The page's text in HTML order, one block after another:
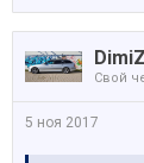
DimiZ
Свой
5 ноя 2017